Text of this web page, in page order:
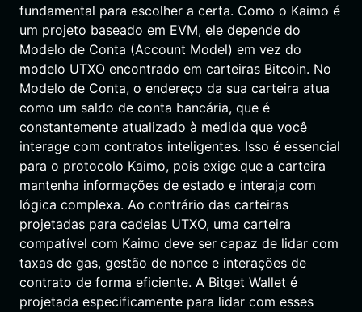
fundamental para escolher a certa. Como o Kaimo é
um projeto baseado em EVM, ele depende do
Modelo de Conta (Account Model) em vez do
modelo UTXO encontrado em carteiras Bitcoin. No
Modelo de Conta, o endereço da sua carteira atua
como um saldo de conta bancária, que é
constantemente atualizado à medida que você
interage com contratos inteligentes. Isso é essencial
para o protocolo Kaimo, pois exige que a carteira
mantenha informações de estado e interaja com
lógica complexa. Ao contrário das carteiras
projetadas para cadeias UTXO, uma carteira
compatível com Kaimo deve ser capaz de lidar com
taxas de gas, gestão de nonce e interações de
contrato de forma eficiente. A Bitget Wallet é
projetada especificamente para lidar com esses